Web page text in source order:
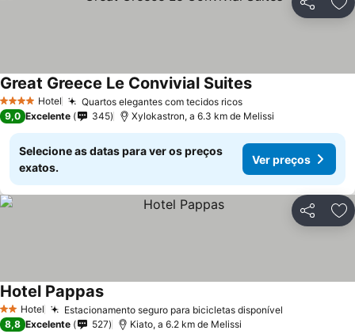
Partilhar
4 EstrelasHotel Quartos elegantes com tecidos ricos
Great Greece Le Convivial Suites
9,0 Excelente 345 Xylokastron, a 6.3 km de Melissi
Selecione as datas para ver os preços
exatos.
Ver preços
Partilhar
2 Estrelas
Hotel Estacionamento seguro para bicicletas disponível
Hotel Pappas
8,8 Excelente 527 Kiato, a 6.2 km de Melissi